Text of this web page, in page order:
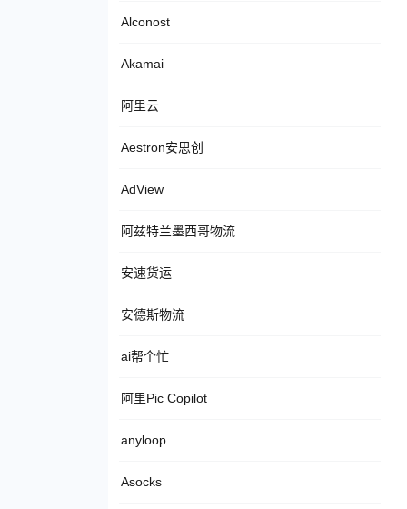
Alconost
Akamai
阿里云
Aestron安思创
AdView
阿兹特兰墨西哥物流
安速货运
安德斯物流
ai帮个忙
阿里Pic Copilot
anyloop
Asocks